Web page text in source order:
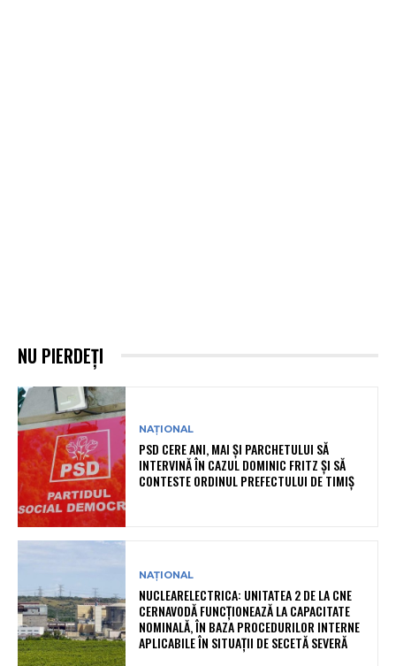
NU PIERDEȚI
NAȚIONAL
PSD CERE ANI, MAI ȘI PARCHETULUI SĂ
INTERVINĂ ÎN CAZUL DOMINIC FRITZ ȘI SĂ
CONTESTE ORDINUL PREFECTULUI DE TIMIȘ
NAȚIONAL
NUCLEARELECTRICA: UNITATEA 2 DE LA CNE
CERNAVODĂ FUNCȚIONEAZĂ LA CAPACITATE
NOMINALĂ, ÎN BAZA PROCEDURILOR INTERNE
APLICABILE ÎN SITUAȚII DE SECETĂ SEVERĂ